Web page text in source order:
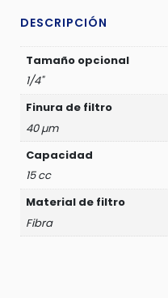
DESCRIPCIÓN
Tamaño opcional
1/4"
Finura de filtro
40 µm
Capacidad
15 cc
Material de filtro
Fibra